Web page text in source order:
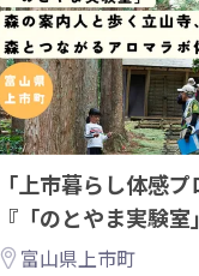
「上市暮らし体感
『「のとやま実験
歩く立山寺
富山県上市町